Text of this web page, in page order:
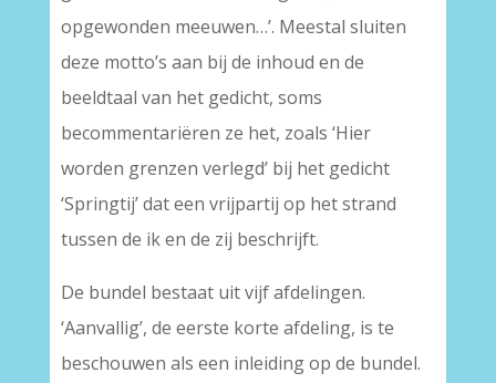
opgewonden meeuwen…’. Meestal sluiten
deze motto’s aan bij de inhoud en de
beeldtaal van het gedicht, soms
becommentariëren ze het, zoals ‘Hier
worden grenzen verlegd’ bij het gedicht
‘Springtij’ dat een vrijpartij op het strand
tussen de ik en de zij beschrijft.
De bundel bestaat uit vijf afdelingen.
‘Aanvallig’, de eerste korte afdeling, is te
beschouwen als een inleiding op de bundel.